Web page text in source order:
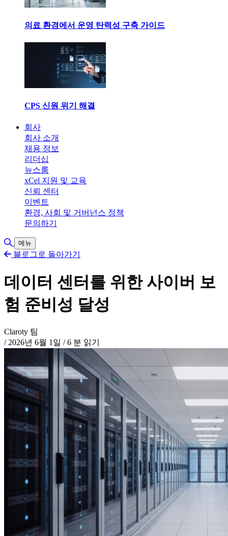
의료 환경에서 운영 탄력성 구축 가이드
CPS 신원 위기 해결
회사
회사 소개
채용 정보
리더십
뉴스룸
xCel 지원 및 교육
신뢰 센터
이벤트
환경, 사회 및 거버넌스 정책
문의하기
검색 토글
메뉴
블로그로 돌아가기
데이터 센터를 위한 사이버 보
험 준비성 달성
Claroty 팀
/ 2026년 6월 1일 /6 분 읽기